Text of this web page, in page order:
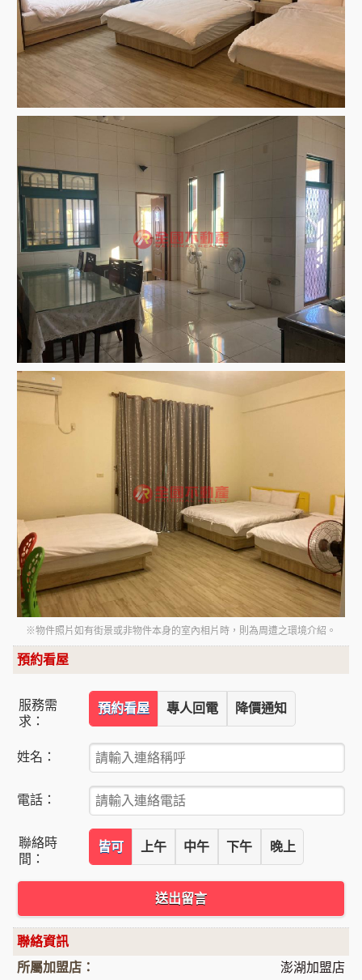
※物件照片如有街景或非物件本身的室內相片時，則為周遭之環境介紹。
預約看屋
服務需
求：
預約看屋 專人回電 降價通知
姓名：
電話：
聯絡時
間：
皆可 上午 中午 下午 晚上
送出留言
聯絡資訊
所屬加盟店：
澎湖加盟店